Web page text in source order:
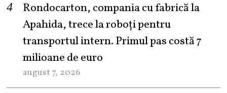
Rondocarton, compania cu fabrică la
Apahida, trece la roboți pentru
transportul intern. Primul pas costă 7
milioane de euro
august 7, 2026